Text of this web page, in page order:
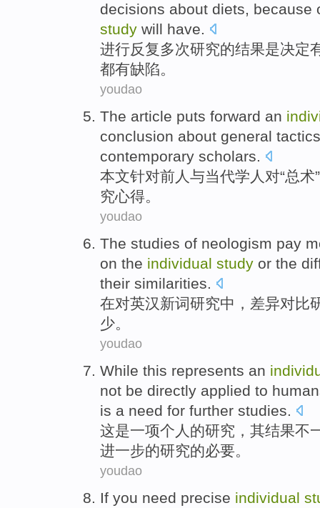
decisions about diets, because
study will have.
进行反复多次研究的结果是决定
都有缺陷。
youdao
The article puts forward an
conclusion about general
contemporary scholars.
本文针对前人 与当代学人 对“总术”
究心得。
youdao
The studies of neologism pay
on the individual study or the
their similarities.
在对英汉新词研究中， 差异对比
少。
youdao
While this represents an
not be directly applied to
is a need for further studies.
这是一项个人 的研究 ， 其结果不
进一步的研究的必要。
youdao
If you need precise individual